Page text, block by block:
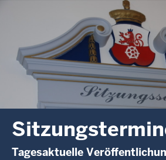
Tagesaktuelle